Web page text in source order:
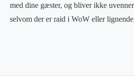
med dine gæster, og bliver ikke
selvom der er raid i WoW eller